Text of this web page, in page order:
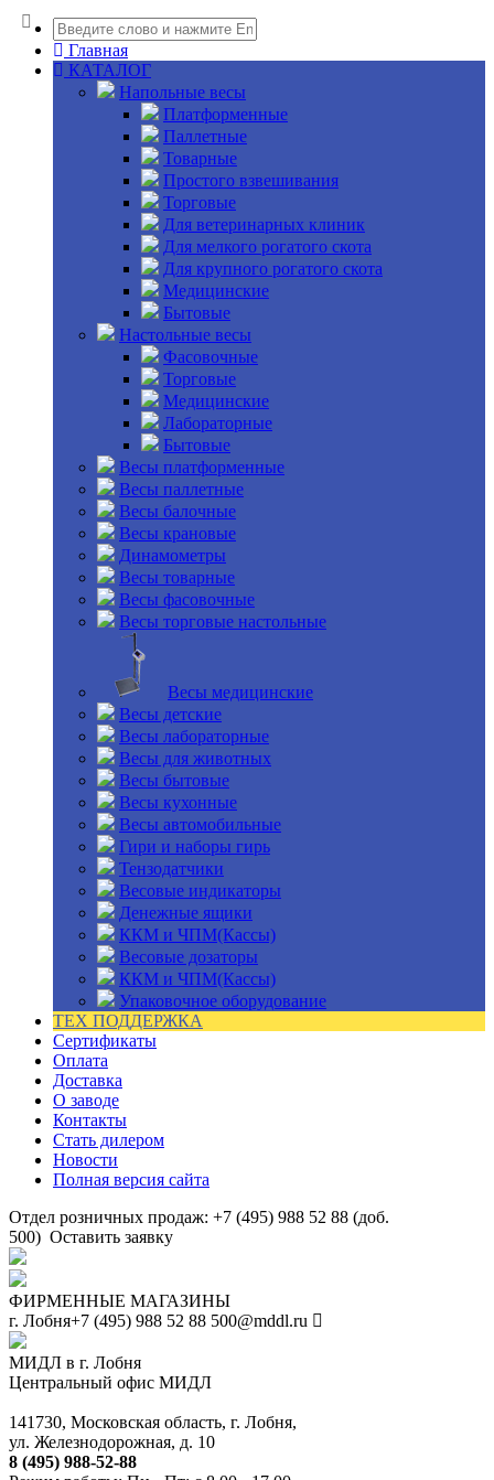
Главная
КАТАЛОГ
Напольные весы
Платформенные
Паллетные
Товарные
Простого взвешивания
Торговые
Для ветеринарных клиник
Для мелкого рогатого скота
Для крупного рогатого скота
Медицинские
Бытовые
Настольные весы
Фасовочные
Торговые
Медицинские
Лабораторные
Бытовые
Весы платформенные
Весы паллетные
Весы балочные
Весы крановые
Динамометры
Весы товарные
Весы фасовочные
Весы торговые настольные
Весы медицинские
Весы детские
Весы лабораторные
Весы для животных
Весы бытовые
Весы кухонные
Весы автомобильные
Гири и наборы гирь
Тензодатчики
Весовые индикаторы
Денежные ящики
ККМ и ЧПМ(Кассы)
Весовые дозаторы
ККМ и ЧПМ(Кассы)
Упаковочное оборудование
ТЕХ ПОДДЕРЖКА
Сертификаты
Оплата
Доставка
О заводе
Контакты
Стать дилером
Новости
Полная версия сайта
Отдел розничных продаж: +7 (495) 988 52 88 (доб.
500) Оставить заявку
ФИРМЕННЫЕ МАГАЗИНЫ
г. Лобня+7 (495) 988 52 88 500@mddl.ru
МИДЛ в г. Лобня
Центральный офис МИДЛ
141730, Московская область, г. Лобня,
ул. Железнодорожная, д. 10
8 (495) 988-52-88